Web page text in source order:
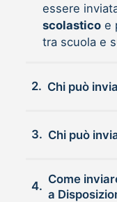
essere
scolasticoe
tra scuola e
2.
3. Chi può
4.
Come
a